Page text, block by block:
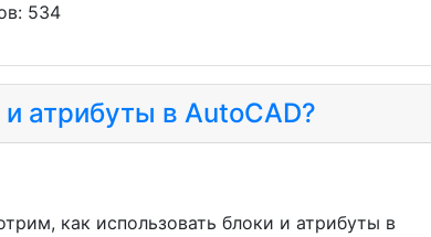
534
атрибуты в AutoCAD?
как использовать блоки и атрибуты в